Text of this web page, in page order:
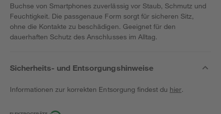
Buchse von Smartphones zuverlässig vor Staub, Schmutz und
Feuchtigkeit. Die passgenaue Form sorgt für sicheren Sitz,
ohne die Kontakte zu beschädigen. Geeignet für den
dauerhaften Schutz des Anschlusses im Alltag.
Sicherheits- und Entsorgungshinweise
Informationen zur korrekten Entsorgung findest du hier.